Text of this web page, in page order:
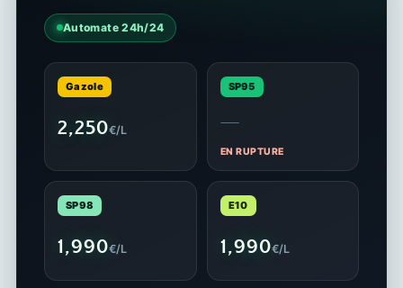
Automate 24h/24
Gazole
2,250€/L
SP95
—
EN RUPTURE
SP98
1,990€/L
E10
1,990€/L